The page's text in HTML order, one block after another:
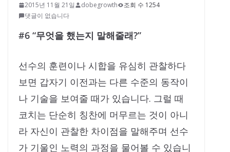
2015년 11월 21일 dobegrowth
조회 수 1254
댓글이 없습니다
#6 “무엇을 했는지 말해줄래?”
선수의 훈련이나 시합을 유심히 관찰하다
보면 갑자기 이전과는 다른 수준의 동작이
나 기술을 보여줄 때가 있습니다. 그럴 때
코치는 단순히 칭찬에 머무르는 것이 아니
라 자신이 관찰한 차이점을 말해주며 선수
가 기울인 노력의 과정을 물어볼 수 있습니